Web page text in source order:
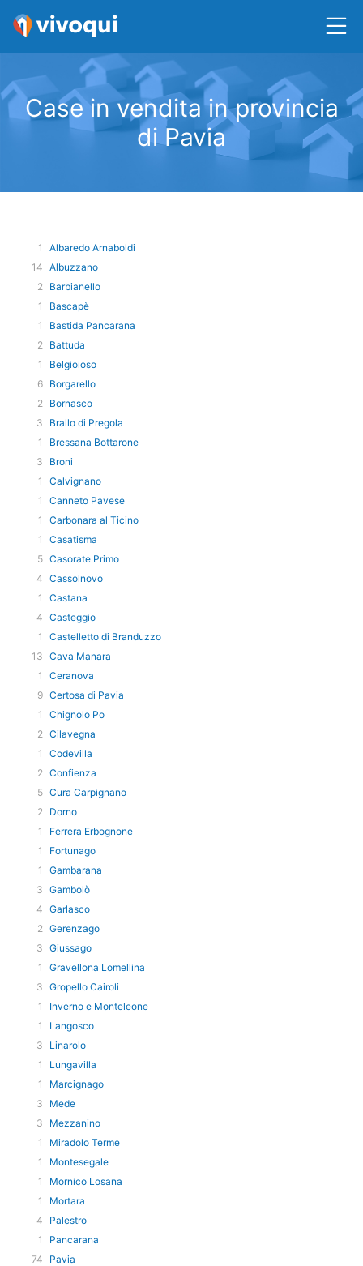
Case in vendita in provincia
di Pavia
1
Albaredo Arnaboldi
14 Albuzzano
2 Barbianello
1
Bascapè
1
Bastida Pancarana
2 Battuda
1
Belgioioso
6 Borgarello
2 Bornasco
3
Brallo di Pregola
1
Bressana Bottarone
3
Broni
1
Calvignano
1
Canneto Pavese
1
Carbonara al Ticino
1
Casatisma
5 Casorate Primo
4 Cassolnovo
1
Castana
4 Casteggio
1
Castelletto di Branduzzo
13 Cava Manara
1
Ceranova
9 Certosa di Pavia
1
Chignolo Po
2 Cilavegna
1
Codevilla
2 Confienza
5 Cura Carpignano
2 Dorno
1
Ferrera Erbognone
1
Fortunago
1
Gambarana
3 Gambolò
4 Garlasco
2 Gerenzago
3 Giussago
1
Gravellona Lomellina
3 Gropello Cairoli
1
Inverno e Monteleone
1
Langosco
3
Linarolo
1
Lungavilla
1
Marcignago
3
Mede
3
Mezzanino
1
Miradolo Terme
1
Montesegale
1
Mornico Losana
1
Mortara
4
Palestro
1
Pancarana
74
Pavia